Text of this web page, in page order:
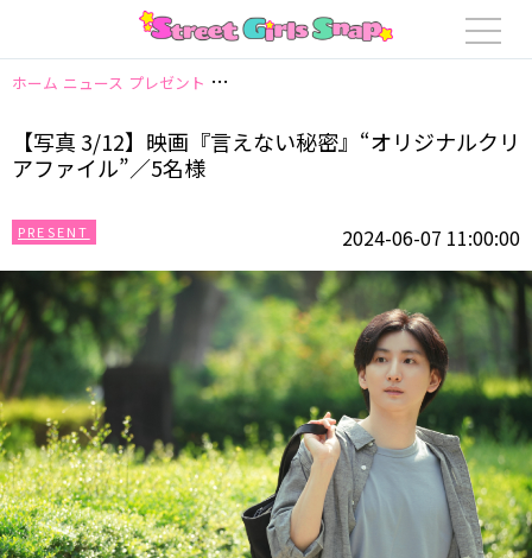
ホーム ニュース プレゼント 【写真 3/12】映画『言えない秘密』“オリジ
【写真 3/12】映画『言えない秘密』“オリジナルクリ
アファイル”／5名様
PRESENT 2024-06-07 11:00:00